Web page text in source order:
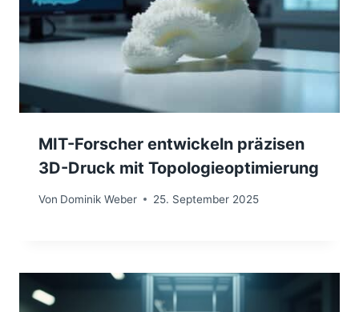
MIT-Forscher entwickeln präzisen
3D-Druck mit Topologieoptimierung
Von Dominik Weber 25. September 2025